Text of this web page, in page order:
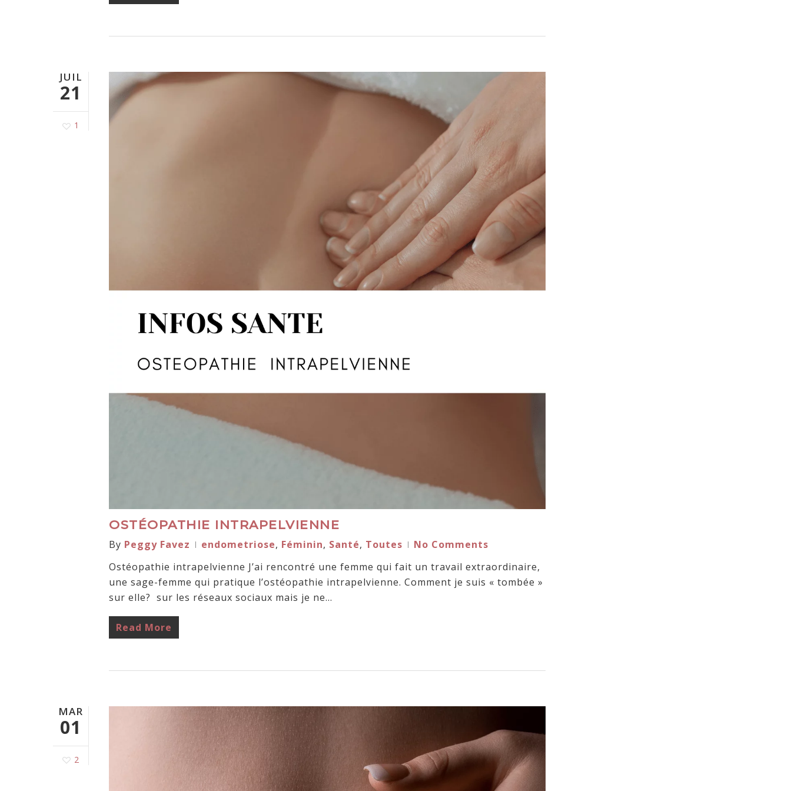
JUIL
21
1
OSTÉOPATHIE INTRAPELVIENNE
By Peggy Favez endometriose, Féminin, Santé, Toutes
No Comments
Ostéopathie intrapelvienne J’ai rencontré une femme qui fait un travail extraordinaire,
une sage-femme qui pratique l’ostéopathie intrapelvienne. Comment je suis « tombée »
sur elle? sur les réseaux sociaux mais je ne…
Read More
MAR
01
2